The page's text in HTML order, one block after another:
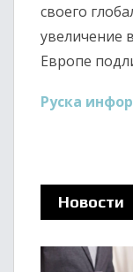
своего
увеличение
Европе
Руска
Новости